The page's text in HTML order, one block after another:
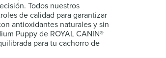
Todos nuestros
de calidad para garantizar
antioxidantes naturales y sin
Puppy de ROYAL CANIN®
para tu cachorro de